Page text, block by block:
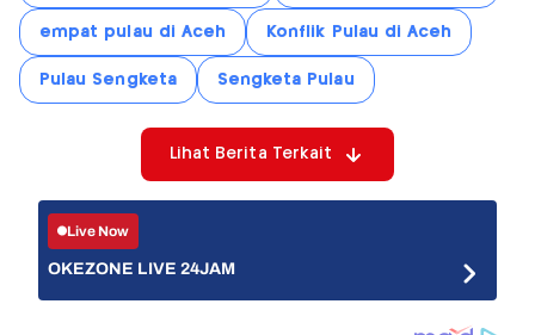
empat pulau di Aceh Konflik Pulau di Aceh
Pulau Sengketa Sengketa Pulau
Lihat Berita Terkait
Live Now
OKEZONE LIVE 24JAM